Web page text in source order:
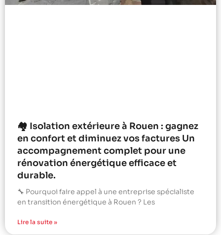
🏘️ Isolation extérieure à Rouen : gagnez
en confort et diminuez vos factures Un
accompagnement complet pour une
rénovation énergétique efficace et
durable.
🔧 Pourquoi faire appel à une entreprise spécialiste
en transition énergétique à Rouen ? Les
Lire la suite »